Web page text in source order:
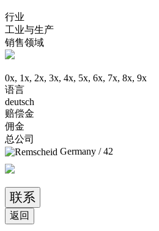
行业
工业与生产
销售领域
0x, 1x, 2x, 3x, 4x, 5x, 6x, 7x, 8x, 9x
语言
deutsch
赔偿金
佣金
总公司
Germany / 42
联系
返回